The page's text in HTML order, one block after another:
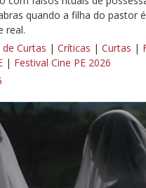
quando a filha do pastor
real.
Curtas | Críticas | Curtas |
| Festival Cine PE 2026